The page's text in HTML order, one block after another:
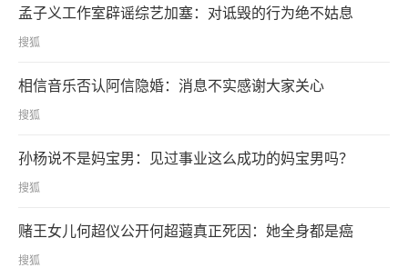
孟子义工作室辟谣综艺加塞：对诋毁的行为绝不姑息
搜狐
相信音乐否认阿信隐婚：消息不实感谢大家关心
搜狐
孙杨说不是妈宝男：见过事业这么成功的妈宝男吗？
搜狐
赌王女儿何超仪公开何超蕸真正死因：她全身都是癌
搜狐